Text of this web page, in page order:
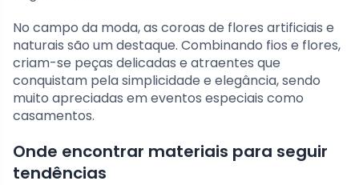
No campo da moda, as coroas de flores artificiais e
naturais são um destaque. Combinando fios e flores,
criam-se peças delicadas e atraentes que
conquistam pela simplicidade e elegância, sendo
muito apreciadas em eventos especiais como
casamentos.
Onde encontrar materiais para seguir
tendências